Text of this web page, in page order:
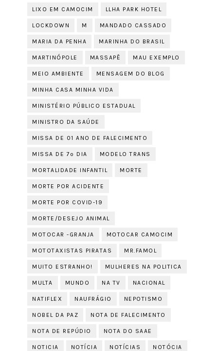
LIXO EM CAMOCIM LLHA PARK HOTEL
LOCKDOWN M MANDADO CASSADO
MARIA DA PENHA MARINHA DO BRASIL
MARTINÓPOLE MASSAPÊ MAU EXEMPLO
MEIO AMBIENTE MENSAGEM DO BLOG
MINHA CASA MINHA VIDA
MINISTÉRIO PÚBLICO ESTADUAL
MINISTRO DA SAÚDE
MISSA DE 01 ANO DE FALECIMENTO
MISSA DE 7º DIA MODELO TRANS
MORTALIDADE INFANTIL MORTE
MORTE POR ACIDENTE
MORTE POR COVID-19
MORTE/DESEJO ANIMAL
MOTOCAR -GRANJA MOTOCAR CAMOCIM
MOTOTAXISTAS PIRATAS MR.FAMOL
MUITO ESTRANHO! MULHERES NA POLITICA
MULTA MUNDO NA TV NACIONAL
NATIFLEX NAUFRÁGIO NEPOTISMO
NOBEL DA PAZ NOTA DE FALECIMENTO
NOTA DE REPÚDIO NOTA DO SAAE
NOTICIA NOTÍCIA NOTÍCIAS NOTÓCIA